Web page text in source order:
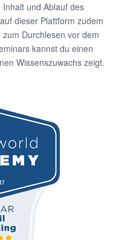
und Ablauf des
dieser Plattform zudem
Durchlesen vor dem
kannst du einen
Wissenszuwachs zeigt.